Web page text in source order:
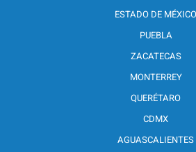
ESTADO DE MÉXICO
PUEBLA
ZACATECAS
MONTERREY
QUERÉTARO
CDMX
AGUASCALIENTES